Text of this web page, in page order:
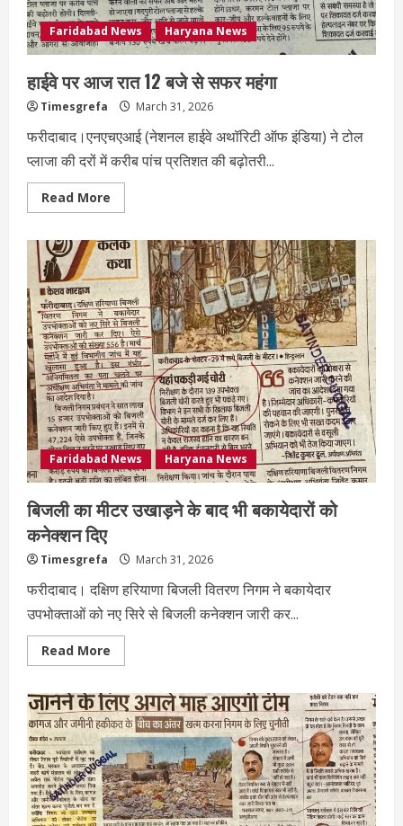
Faridabad News Haryana News
हाईवे पर आज रात 12 बजे से सफर महंगा
Timesgrefa March 31, 2026
फरीदाबाद।एनएचएआई (नेशनल हाईवे अथॉरिटी ऑफ इंडिया) ने टोल
प्लाजा की दरों में करीब पांच प्रतिशत की बढ़ोतरी...
Read More
Faridabad News Haryana News
बिजली का मीटर उखाड़ने के बाद भी बकायेदारों को
कनेक्शन दिए
Timesgrefa March 31, 2026
फरीदाबाद। दक्षिण हरियाणा बिजली वितरण निगम ने बकायेदार
उपभोक्ताओं को नए सिरे से बिजली कनेक्शन जारी कर...
Read More